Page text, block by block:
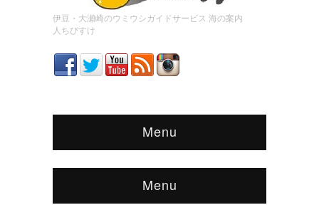
伊豆・大瀬崎のウミウシガイドサービス 海の案内
人ちびすけ
Menu
Menu